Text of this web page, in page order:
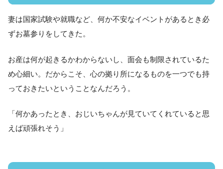
妻は国家試験や就職など、何か不安なイベントがあるとき必
ずお墓参りをしてきた。
お産は何が起きるかわからないし、面会も制限されているた
め心細い。だからこそ、心の拠り所になるものを一つでも持
っておきたいということなんだろう。
「何かあったとき、おじいちゃんが見ていてくれていると思
えば頑張れそう」